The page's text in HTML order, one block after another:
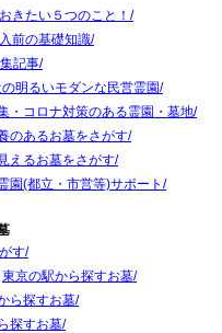
きたい５つのこと！
前の基礎知識
記事
明るいモダンな民営霊園
・コロナ対策のある霊園・墓地
のあるお墓をさがす
えるお墓をさがす
園(都立・市営等)サポート
す
東京の駅から探すお墓
ら探すお墓
探すお墓